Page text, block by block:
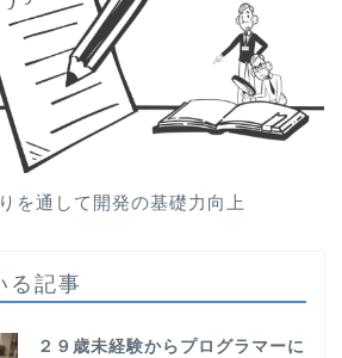
を通して開発の基礎力向上
る記事
２９歳未経験からプログラマーに